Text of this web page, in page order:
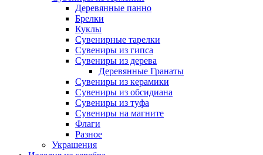
Деревянные панно
Брелки
Куклы
Сувенирные тарелки
Сувениры из гипса
Сувениры из дерева
Деревянные Гранаты
Сувениры из керамики
Сувениры из обсидиана
Сувениры из туфа
Сувениры на магните
Флаги
Разное
Украшения